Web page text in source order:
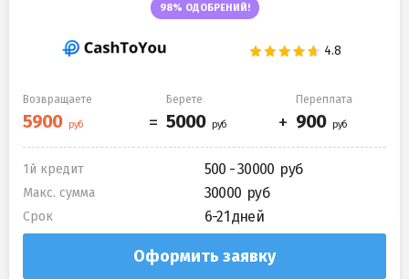
98% ОДОБРЕНИЙ!
Возвращаете Берете Переплата
1й кредит 500 - 30000
Макс. сумма 30000
Срок 6-21 дней
Оформить заявку